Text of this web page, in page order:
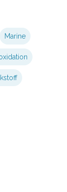
Marine